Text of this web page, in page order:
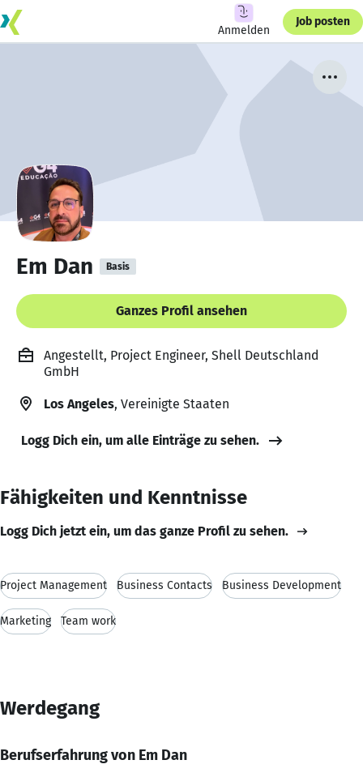
Anmelden
Job posten
Em Dan Basis
Ganzes Profil ansehen
Angestellt, Project Engineer, Shell Deutschland
GmbH
Los Angeles, Vereinigte Staaten
Logg Dich ein, um alle Einträge zu sehen.
Fähigkeiten und Kenntnisse
Logg Dich jetzt ein, um das ganze Profil zu sehen.
Project Management Business Contacts Business Development
Marketing Team work
Werdegang
Berufserfahrung von Em Dan